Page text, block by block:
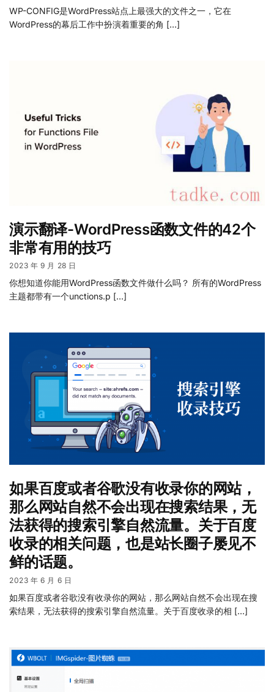
WP-CONFIG是WordPress站点上最强大的文件之一，它在
WordPress的幕后工作中扮演着重要的角 […]
演示翻译-WordPress函数文件的42个
非常有用的技巧
2023 年 9 月 28 日
你想知道你能用WordPress函数文件做什么吗？ 所有的WordPress
主题都带有一个unctions.p […]
如果百度或者谷歌没有收录你的网站，
那么网站自然不会出现在搜索结果，无
法获得的搜索引擎自然流量。关于百度
收录的相关问题，也是站长圈子屡见不
鲜的话题。
2023 年 6 月 6 日
如果百度或者谷歌没有收录你的网站，那么网站自然不会出现在搜
索结果，无法获得的搜索引擎自然流量。关于百度收录的相 […]